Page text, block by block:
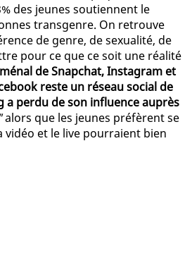
des jeunes soutiennent le
transgenre. On retrouve
de genre, de sexualité, de
pour ce que ce soit une réalité
de Snapchat, Instagram et
reste un réseau social de
a perdu de son influence auprès
alors que les jeunes préfèrent se
vidéo et le live pourraient bien